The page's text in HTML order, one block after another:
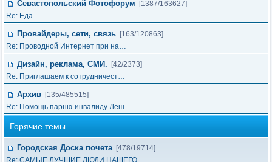
Севастопольский Фотофорум
[1387/163627]
Re: Еда
Провайдеры, сети, связь [163/120863]
Re: Проводной Интернет при на…
Дизайн, реклама, СМИ.
[42/2373]
Re: Приглашаем к сотрудничест…
Архив [135/485515]
Re: Помощь парню-инвалиду Леш…
Горячие темы
Городская Доска почета [478/19714]
Re: САМЫЕ ЛУЧШИЕ ЛЮДИ НАШЕГО …